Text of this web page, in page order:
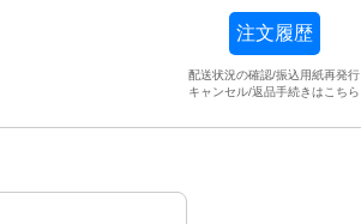
注文履歴
配送状況の確認/振込用紙再発行
キャンセル/返品手続きはこちら